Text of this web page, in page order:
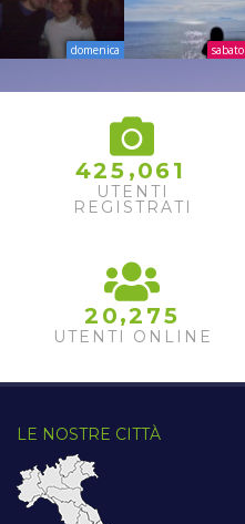
domenica sabato
425 ,061
UTENTI
REGISTRATI
2 0,2 75
UTENTI ONLINE
LE NOSTRE CITTÀ